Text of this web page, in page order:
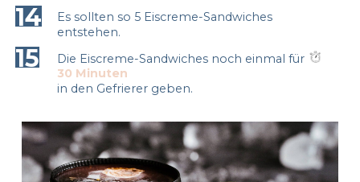
14
Es sollten so 5 Eiscreme-Sandwiches
entstehen.
15
Die Eiscreme-Sandwiches noch einmal für
30 Minuten
in den Gefrierer geben.